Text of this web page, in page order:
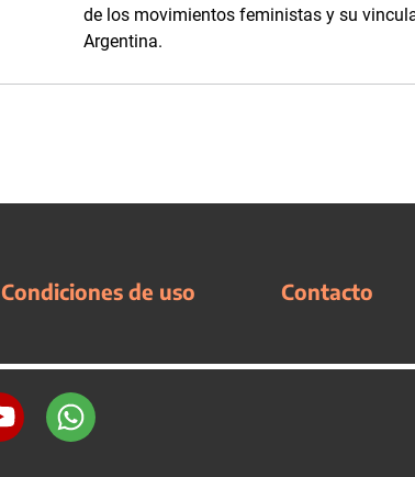
de los movimientos feministas y su
Argentina.
Condiciones de uso Contacto